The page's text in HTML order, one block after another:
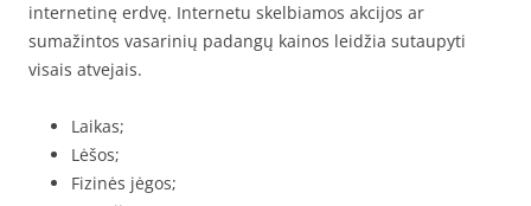
internetinę erdvę. Internetu skelbiamos akcijos ar
sumažintos vasarinių padangų kainos leidžia sutaupyti
visais atvejais.
Laikas;
Lėšos;
Fizinės jėgos;